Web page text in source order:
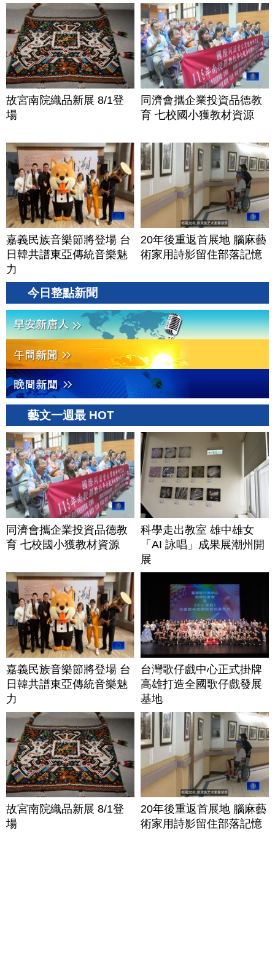
故宮南院織品新展 8/1登
場
同濟會攜企業投資品德教
育 七校國小獲教材資源
嘉義民族音樂節將登場 台
日韓共譜東亞傳統音樂魅
力
20年後重返首展地 腦麻藝
術家用詩影留住部落記憶
今日整點新聞
藝文一週最 HOT
同濟會攜企業投資品德教
育 七校國小獲教材資源
科學走出教室 雄中雄女
「AI 詠唱」成果展潮州開
展
嘉義民族音樂節將登場 台
日韓共譜東亞傳統音樂魅
力
台灣歌仔戲中心正式掛牌
高雄打造全國歌仔戲發展
基地
故宮南院織品新展 8/1登
場
20年後重返首展地 腦麻藝
術家用詩影留住部落記憶